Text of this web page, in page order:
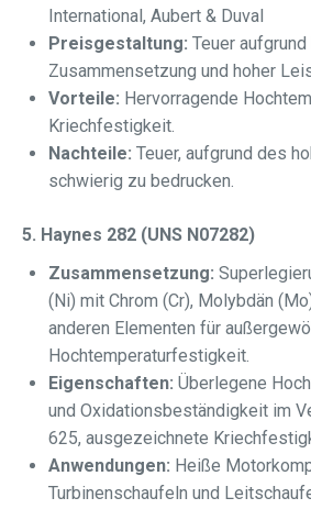
International, Aubert & Duval
Preisgestaltung: Teuer
Zusammensetzung und hoher
Vorteile: Hervorragende
Kriechfestigkeit.
Nachteile: Teuer, aufgrund des
schwierig zu bedrucken.
5. Haynes 282 (UNS N07282)
Zusammensetzung:
(Ni) mit Chrom (Cr), Molybdän
anderen Elementen für
Hochtemperaturfestigkeit.
Eigenschaften: Überlegene
und Oxidationsbeständigkeit im
625, ausgezeichnete
Anwendungen: Heiße
Turbinenschaufeln und